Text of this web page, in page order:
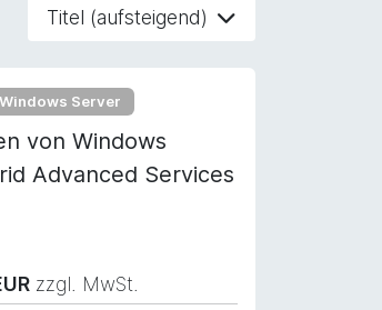
Titel (aufsteigend)
Windows Server
von Windows
Advanced Services
zzgl. MwSt.